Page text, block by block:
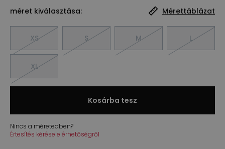
méret kiválasztása: Mérettáblázat
XS S M L
XL
Kosárba tesz
Nincs a méretedben?
Értesítés kérése elérhetőségről